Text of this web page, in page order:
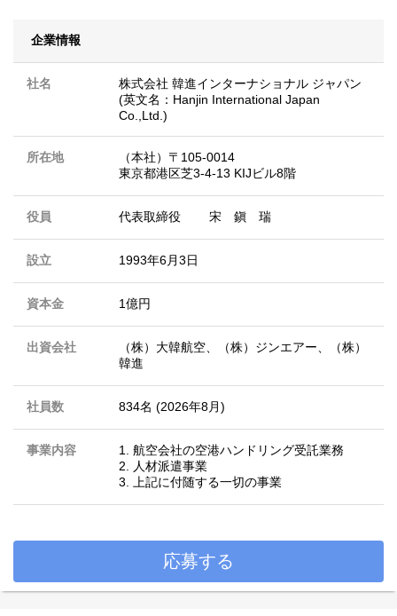
企業情報
社名
株式会社 韓進インターナショナル ジャパン
(英文名：Hanjin International Japan
Co.,Ltd.)
所在地
（本社）〒105-0014
東京都港区芝3-4-13 KIJビル8階
役員 代表取締役 宋 鎭 瑞
設立 1993年6月3日
資本金 1億円
出資会社
（株）大韓航空、（株）ジンエアー、（株）
韓進
社員数 834名 (2026年8月)
事業内容
1. 航空会社の空港ハンドリング受託業務
2. 人材派遣事業
3. 上記に付随する一切の事業
応募する